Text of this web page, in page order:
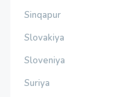
Sinqapur
Slovakiya
Sloveniya
Suriya